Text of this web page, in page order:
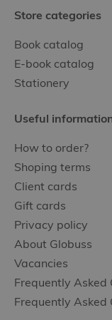
Store categories
Book catalog
E-book catalog
Stationery
Useful
How to order?
Shoping terms
Client cards
Gift cards
Privacy policy
About Globuss
Vacancies
Frequently Asked
Frequently Asked